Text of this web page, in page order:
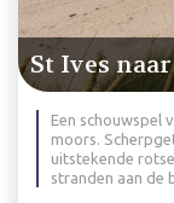
St Ives
Een schouwspel
moors.
uitstekende
stranden aan de